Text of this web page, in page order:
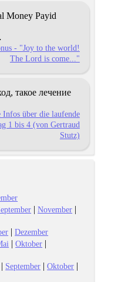
Money Payid
- "Joy to the world!
The Lord is come..."
такое лечение
über die laufende
1 bis 4 (von Gertraud
Stutz)
|November |
|Dezember
|Oktober |
| September |Oktober |